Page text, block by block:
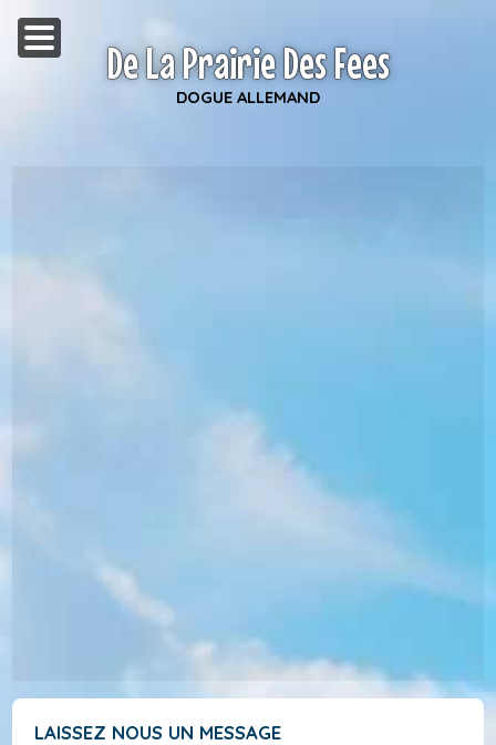
De La Prairie Des Fees
DOGUE ALLEMAND
LAISSEZ NOUS UN MESSAGE